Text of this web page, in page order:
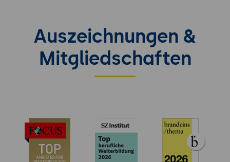
Auszeichnungen &
Mitgliedschaften